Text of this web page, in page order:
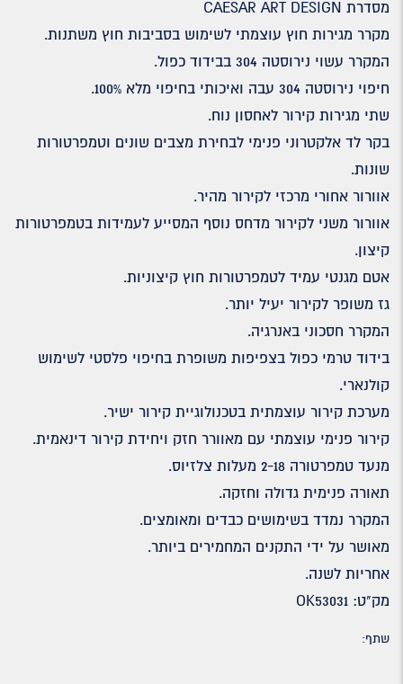
מסדרת CAESAR ART DESIGN
מקרר מגירות חוץ עוצמתי לשימוש בסביבות חוץ משתנות.
המקרר עשוי נירוסטה 304 בבידוד כפול.
חיפוי נירוסטה 304 עבה ואיכותי בחיפוי מלא 100%.
שתי מגירות קירור לאחסון נוח.
בקר לד אלקטרוני פנימי לבחירת מצבים שונים וטמפרטורות
שונות.
אוורור אחורי מרכזי לקירור מהיר.
אוורור משני לקירור מדחס נוסף המסייע לעמידות בטמפרטורות
קיצון.
אטם מגנטי עמיד לטמפרטורות חוץ קיצוניות.
גז משופר לקירור יעיל יותר.
המקרר חסכוני באנרגיה.
בידוד טרמי כפול בצפיפות משופרת בחיפוי פלסטי לשימוש
קולנארי.
מערכת קירור עוצמתית בטכנולוגיית קירור ישיר.
קירור פנימי עוצמתי עם מאוורר חזק ויחידת קירור דינאמית.
מנעד טמפרטורה 2-18 מעלות צלזיוס.
תאורה פנימית גדולה וחזקה.
המקרר נמדד בשימושים כבדים ומאומצים.
מאושר על ידי התקנים המחמירים ביותר.
אחריות לשנה.
מק"ט: OK53031
שתף: